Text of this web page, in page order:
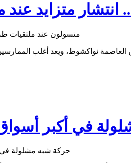
متزايد عند
في أكبر أسواق